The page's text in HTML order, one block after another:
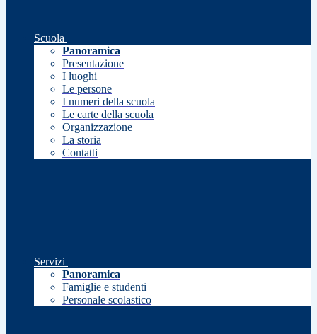
Scuola
Panoramica
Presentazione
I luoghi
Le persone
I numeri della scuola
Le carte della scuola
Organizzazione
La storia
Contatti
Servizi
Panoramica
Famiglie e studenti
Personale scolastico